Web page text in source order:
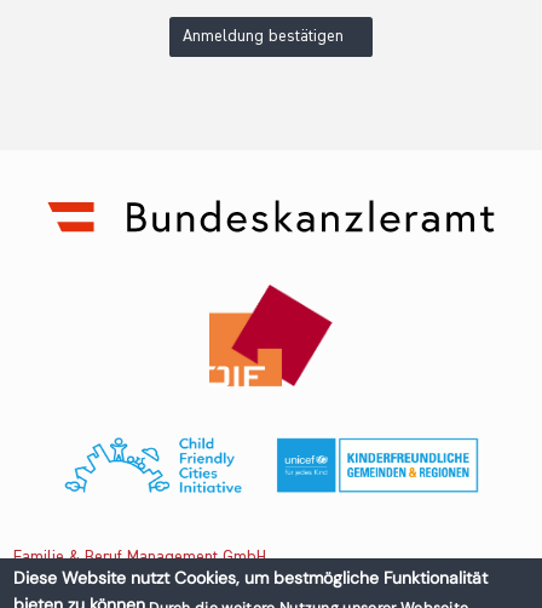
Anmeldung bestätigen
Familie & Beruf Management GmbH
Diese Website nutzt Cookies, um bestmögliche Funktionalität